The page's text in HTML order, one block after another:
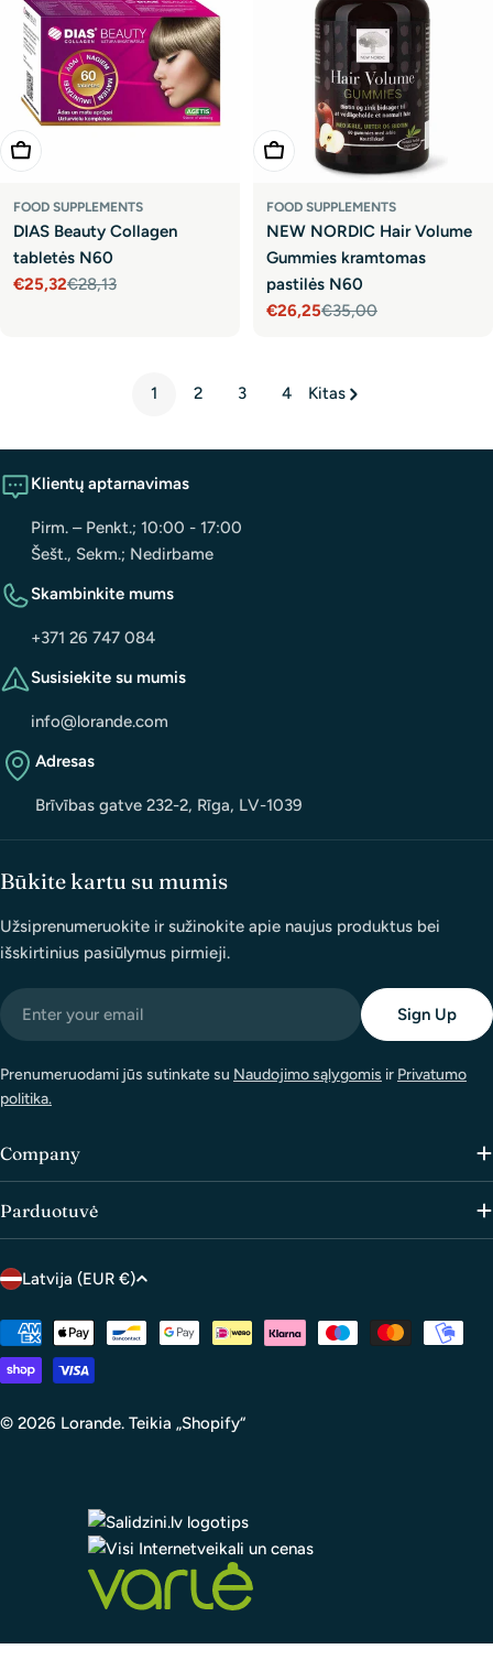
Add To Cart
FOOD SUPPLEMENTS
DIAS Beauty Collagen
tabletės N60
Sale
€25,32
Regular€28,13
Add To Cart
FOOD SUPPLEMENTS
NEW NORDIC Hair Volume
Gummies kramtomas
pastilės N60
Sale
€26,25
Regular€35,00
1 2 3 4 Kitas
Klientų aptarnavimas
Pirm. – Penkt.; 10:00 - 17:00
Šešt., Sekm.; Nedirbame
Skambinkite mums
+371 26 747 084
Susisiekite su mumis
info@lorande.com
Adresas
Brīvības gatve 232-2, Rīga, LV-1039
Būkite kartu su mumis
Užsiprenumeruokite ir sužinokite apie naujus produktus bei
išskirtinius pasiūlymus pirmieji.
Email
Sign Up
Prenumeruodami jūs sutinkate su Naudojimo sąlygomis ir Privatumo
politika.
Company
Parduotuvė
C
u
n
t
r
n
Latvija (EUR €)
Mokėjimo
metodai
© 2026 Lorande. Teikia „Shopify“